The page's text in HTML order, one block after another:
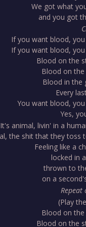
We got what
and you got
If you want blood,
If you want blood,
Blood on the
Blood on the
Blood in the
Every
You want blood,
Yes,
It's animal, livin' in a
the shit that they toss
Feeling like a
locked in
thrown to
on a
Repeat
(Play
Blood on the
Blood on the